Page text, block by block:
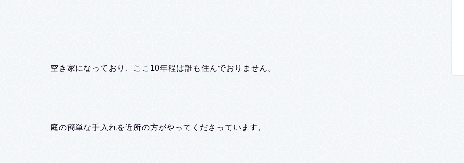
空き家になっており、ここ10年程は誰も住んでおりません。
庭の簡単な手入れを近所の方がやってくださっています。